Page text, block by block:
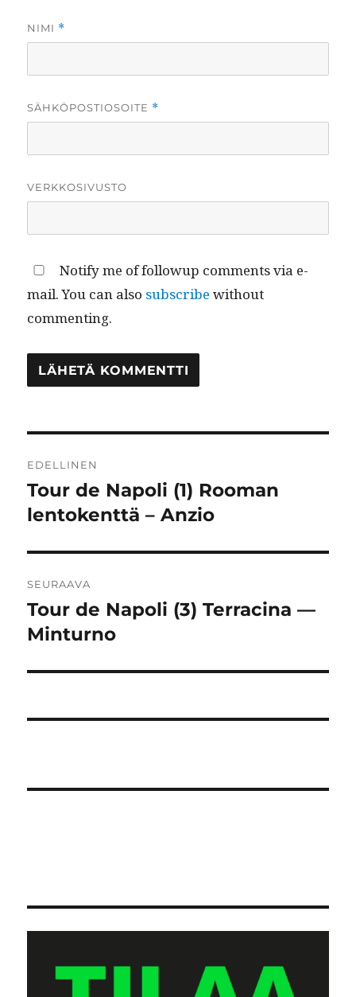
NIMI *
SÄHKÖPOSTIOSOITE *
VERKKOSIVUSTO
Notify me of followup comments via e-
mail. You can also subscribe without
commenting.
selaus
EDELLINEN
Edellinen
artikkeli:
Tour de Napoli (1) Rooman
lentokenttä – Anzio
SEURAAVA
Seuraava
artikkeli:
Tour de Napoli (3) Terracina —
Minturno